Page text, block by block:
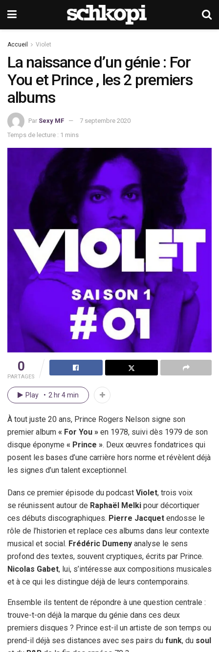
Accueil Violet
La naissance d’un génie : For
You et Prince , les 2 premiers
albums
Par Sexy MF
7 septembre 2020
Temps de lecture : 1 mins
0
PARTAGES
Play 2 hr 4 min
À tout juste 20 ans, Prince Rogers Nelson signe son
premier album « For You » en 1978, suivi dès 1979 de son
disque éponyme « Prince ». Deux œuvres fondatrices qui
posent les bases d’une carrière hors norme et révèlent déjà
les signes d’un talent exceptionnel.
Dans ce premier épisode du podcast Violet, trois voix
se réunissent autour de Raphaël Melki pour décortiquer
ces débuts discographiques. Pierre Jacquet endosse le
rôle de l’historien et replace ces albums dans leur contexte
musical et social. Frédéric Dumeny analyse le sens
profond des textes, souvent cryptiques, écrits par Prince.
Nicolas Gabet, lui, s’intéresse aux compositions musicales
et à ce qui les distingue déjà de leurs contemporains.
Ensemble ils tentent de répondre à une question centrale :
trouve-t-on déjà la marque du génie dans ces deux
premiers disques ? Prince est-il un artiste de son temps ou
prend-il déjà ses distances avec ses pairs du funk, du soul